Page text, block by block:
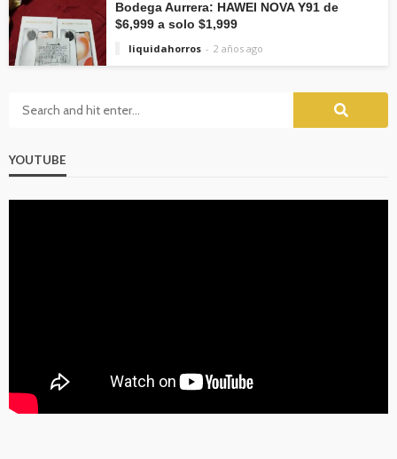
Bodega Aurrera: HAWEI NOVA Y91 de
$6,999 a solo $1,999
liquidahorros
2 años ago
YOUTUBE